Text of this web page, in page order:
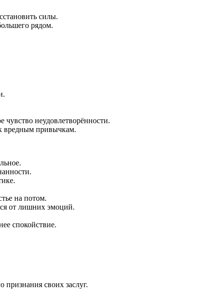
силы.
рядом.
неудовлетворённости.
вредным привычкам.
на потом.
от лишних эмоций.
спокойствие.
признания своих заслуг.